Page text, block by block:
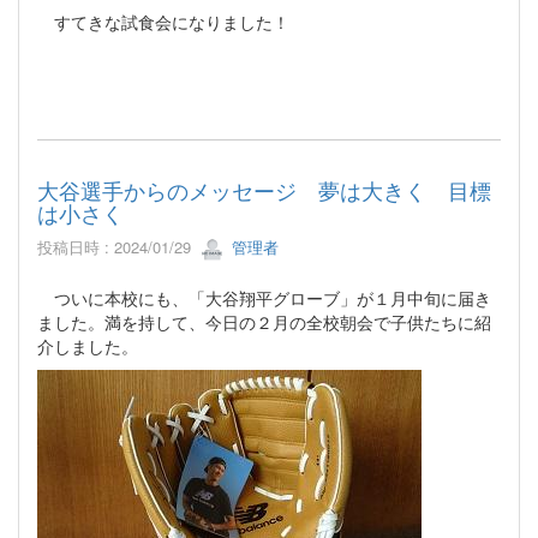
すてきな試食会になりました！
大谷選手からのメッセージ 夢は大きく 目標
は小さく
投稿日時 : 2024/01/29 管理者
ついに本校にも、「大谷翔平グローブ」が１月中旬に届き
ました。満を持して、今日の２月の全校朝会で子供たちに紹
介しました。